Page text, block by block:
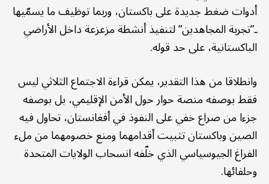
أدوات ضغط جديدة على باكستان، وربما توظيف ما يسمّيها
ـ”تجربة المجاهدين” لتنفيذ أنشطة مزعزعة داخل الأراضي
الباكستانية، على حد قوله.
وانطلاقا من هذا التقدير، يمكن قراءة الاجتماع الثلاثي ليس
فقط بوصفه منصة حوار حول الأمن الإقليمي، بل بوصفه
جزءا من صراع خفي على النفوذ في أفغانستان، تحاول فيه
الصين وباكستان تثبيت أقدامهما ومنع خصومهما من ملء
الفراغ الجيوسياسي الذي خلّفه انسحاب الولايات المتحدة
وحلفائها.